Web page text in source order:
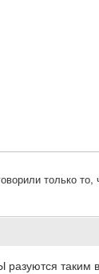
только то,
разуются